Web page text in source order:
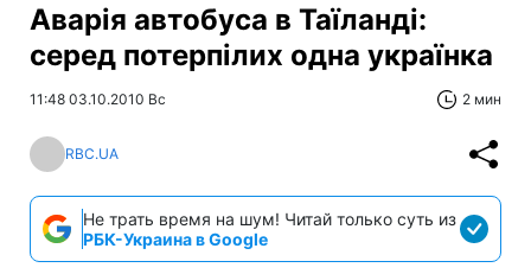
Аварія автобуса в Таїланді:
серед потерпілих одна українка
11:48 03.10.2010 Вс 2 мин
RBC.UA
Не трать время на шум! Читай только суть из
РБК-Украина в Google